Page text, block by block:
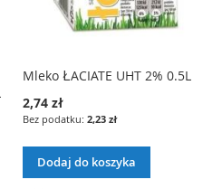
Mleko ŁACIATE UHT 2% 0.5L
2,74 zł
2,23 zł
Dodaj do koszyka